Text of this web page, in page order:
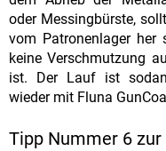
oder Messingbürste,
vom Patronenlager her
keine Verschmutzung
ist. Der Lauf ist
wieder mit Fluna
Tipp Nummer 6